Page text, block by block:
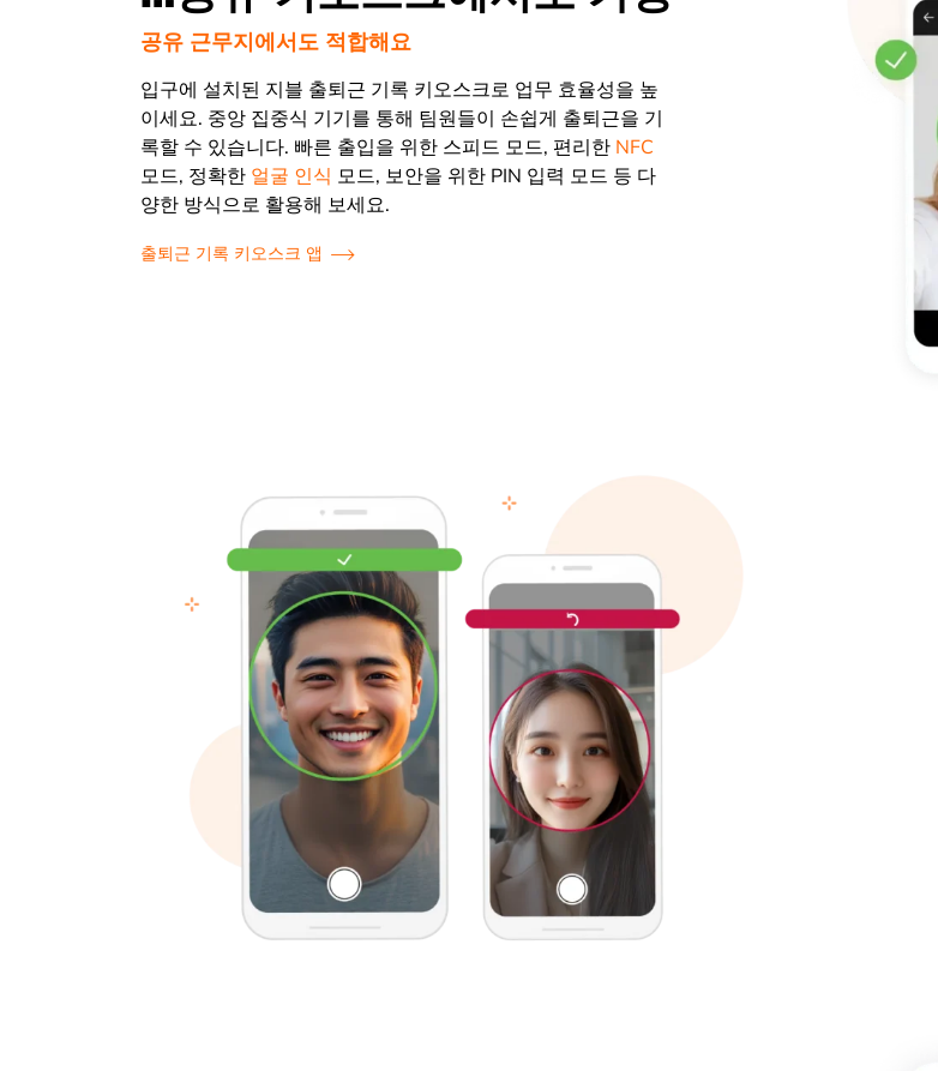
공유 근무지에서도 적합해요
입구에 설치된 지블 출퇴근 기록 키오스크로 업무 효율성을 높
이세요. 중앙 집중식 기기를 통해 팀원들이 손쉽게 출퇴근을 기
록할 수 있습니다. 빠른 출입을 위한 스피드 모드, 편리한 NFC
모드, 정확한 얼굴 인식 모드, 보안을 위한 PIN 입력 모드 등 다
양한 방식으로 활용해 보세요.
출퇴근 기록 키오스크 앱